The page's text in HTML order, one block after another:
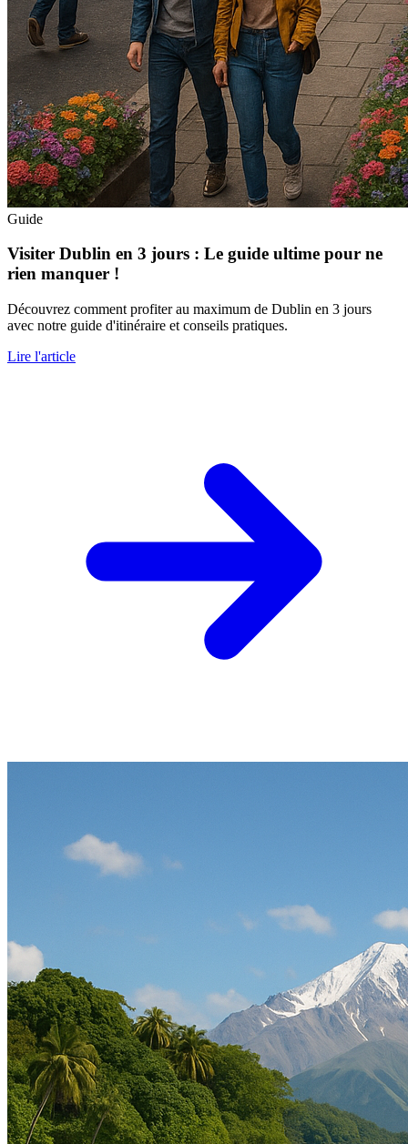
Guide
Visiter Dublin en 3 jours : Le guide ultime pour ne
rien manquer !
Découvrez comment profiter au maximum de Dublin en 3 jours
avec notre guide d'itinéraire et conseils pratiques.
Lire l'article